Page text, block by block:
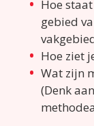
Hoe
gebied
Hoe ziet
Wat zijn
(Denk